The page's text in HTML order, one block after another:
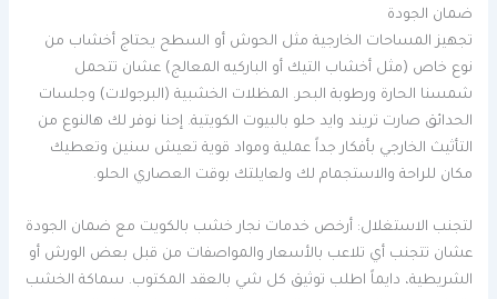
ضمان الجودة
تجهيز المساحات الخارجية مثل الحوش أو السطح يحتاج أخشاب من
نوع خاص (مثل أخشاب التيك أو الباركيه المعالج) عشان تتحمل
شمسنا الحارة ورطوبة البحر. المظلات الخشبية (البرجولات) وجلسات
الحدائق صارت تريند وايد حلو بالبيوت الكويتية. إحنا نوفر لك هالنوع من
التأثيث الخارجي بأفكار جداً عملية ومواد قوية تعيش سنين وتعطيك
مكان للراحة والاستجمام لك ولعايلتك بوقت العصاري الحلو.
لتجنب الاستغلال: أرخص خدمات نجار خشب بالكويت مع ضمان الجودة
عشان تتجنب أي تلاعب بالأسعار والمواصفات من قبل بعض الورش أو
الشريطية، دايماً اطلب توثيق كل شي بالعقد المكتوب. سماكة الخشب